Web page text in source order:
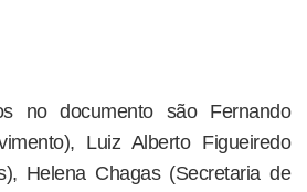
no documento são Fernando
Luiz Alberto Figueiredo
Helena Chagas (Secretaria de